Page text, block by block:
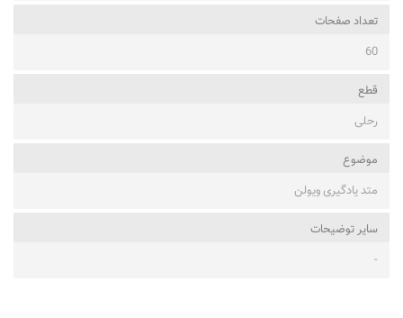
تعداد صفحات
60
قطع
رحلی
موضوع
متد یادگیری ویولن
ساير توضيحات
-